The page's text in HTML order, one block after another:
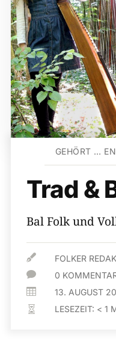
GEHÖRT …
Trad &
Bal Folk und
 FOLKER
 0
 13. AUGUST
 LESEZEIT: < 1